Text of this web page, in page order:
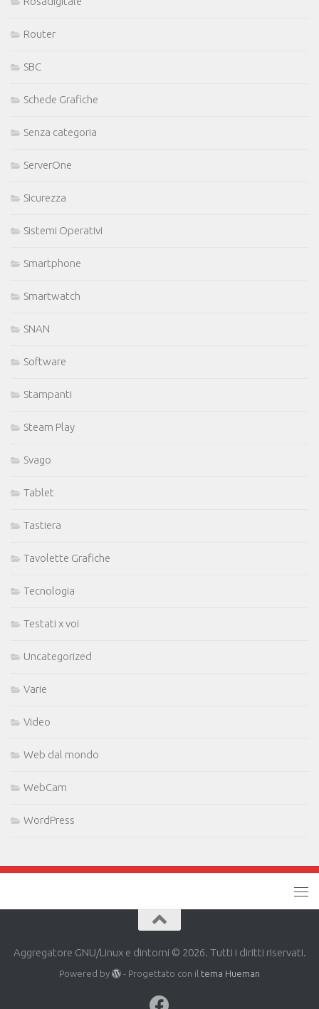
Router
SBC
Schede Grafiche
Senza categoria
ServerOne
Sicurezza
Sistemi Operativi
Smartphone
Smartwatch
SNAN
Software
Stampanti
Steam Play
Svago
Tablet
Tastiera
Tavolette Grafiche
Tecnologia
Testati x voi
Uncategorized
Varie
Video
Web dal mondo
WebCam
WordPress
Aggregatore GNU/Linux e dintorni © 2026. Tutti i diritti riservati.
Powered by - Progettato con il tema Hueman